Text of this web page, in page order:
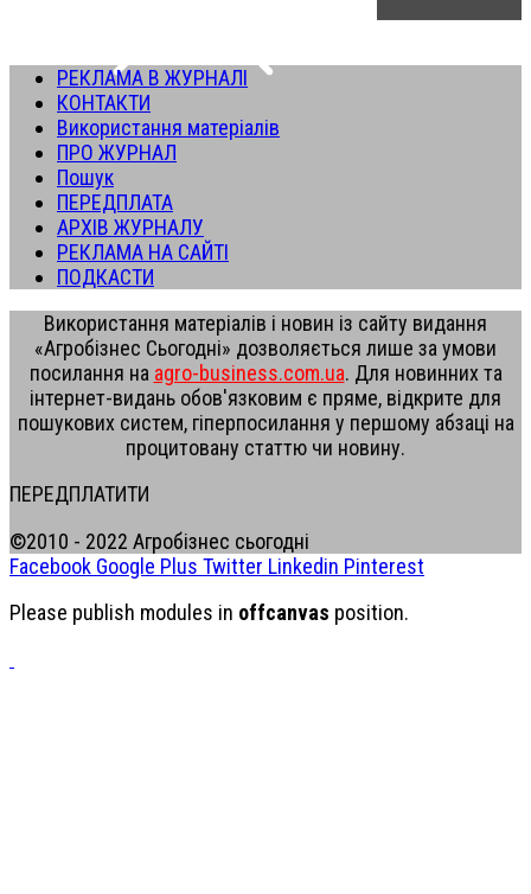
РЕКЛАМА В ЖУРНАЛІ
КОНТАКТИ
Використання матеріалів
ПРО ЖУРНАЛ
Пошук
ПЕРЕДПЛАТА
АРХІВ ЖУРНАЛУ
РЕКЛАМА НА САЙТІ
ПОДКАСТИ
Використання матеріалів і новин із сайту видання
«Агробізнес Сьогодні» дозволяється лише за умови
посилання на agro-business.com.ua. Для новинних та
інтернет-видань обов'язковим є пряме, відкрите для
пошукових систем, гіперпосилання у першому абзаці на
процитовану статтю чи новину.
ПЕРЕДПЛАТИТИ
©2010 - 2022 Агробізнес сьогодні
Facebook Google Plus Twitter Linkedin Pinterest
Please publish modules in offcanvas position.